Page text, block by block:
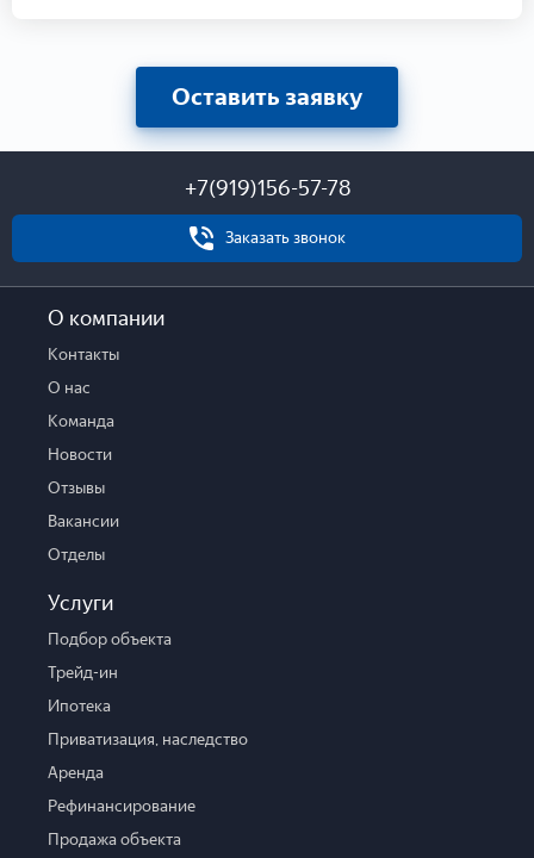
Оставить заявку
+7(919)156-57-78
Заказать звонок
О компании
Контакты
О нас
Команда
Новости
Отзывы
Вакансии
Отделы
Услуги
Подбор объекта
Трейд-ин
Ипотека
Приватизация, наследство
Аренда
Рефинансирование
Продажа объекта